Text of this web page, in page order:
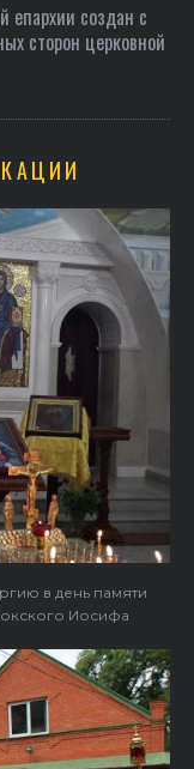
епархии создан c
сторон церковной
в день памяти
Иосифа